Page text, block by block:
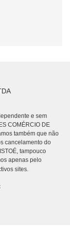
e sem
COMÉRCIO DE
também que não
cancelamento do
tampouco
apenas pelo
sites.